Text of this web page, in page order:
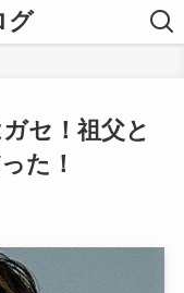
グ
セ！祖父と
た！